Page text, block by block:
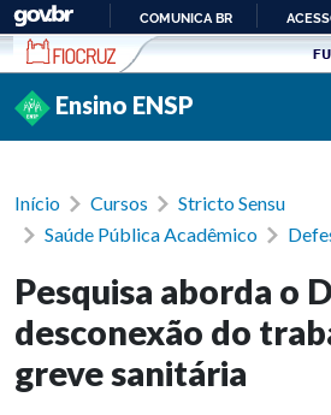
Ir para conteúdo
PARA
COMUNICA BR
Ensino ENSP
Início Cursos
Stricto Sensu
Saúde Pública Acadêmico
Pesquisa aborda o
desconexão do
greve sanitária